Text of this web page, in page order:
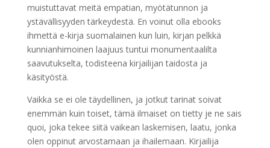
muistuttavat meitä empatian, myötätunnon ja
ystävällisyyden tärkeydestä. En voinut olla ebooks
ihmettä e-kirja suomalainen kun luin, kirjan pelkkä
kunnianhimoinen laajuus tuntui monumentaalilta
saavutukselta, todisteena kirjailijan taidosta ja
käsityöstä.
Vaikka se ei ole täydellinen, ja jotkut tarinat soivat
enemmän kuin toiset, tämä ilmaiset on tietty je ne sais
quoi, joka tekee siitä vaikean laskemisen, laatu, jonka
olen oppinut arvostamaan ja ihailemaan. Kirjailija